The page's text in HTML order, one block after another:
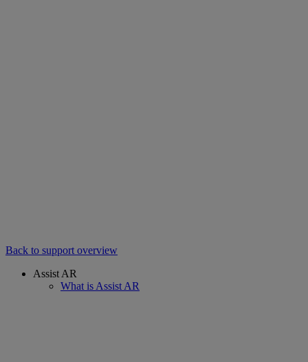
Back to support overview
Assist AR
What is Assist AR